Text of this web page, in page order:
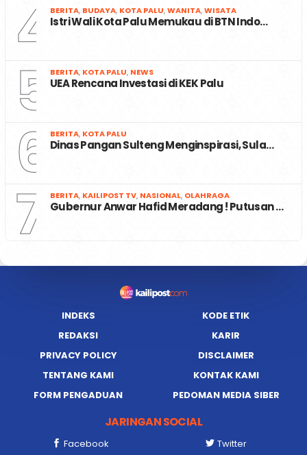
4 BERITA, BUDAYA, KOTA PALU,WANITA,WISATA
Istri Wali Kota Palu Memukau di BTN Indo…
5 BERITA, KOTA PALU, NEWS
UEA Rencana Investasi di KEK Palu
6 BERITA, KOTA PALU
Dinas Pangan Sulteng Menginspirasi, Sula…
7 BERITA, KAILIPOST TV, NASIONAL, OLAHRAGA
Gubernur Anwar Hafid Meradang ! Putusan …
INDEKS
KODE ETIK
REDAKSI
KARIR
PRIVACY POLICY
DISCLAIMER
TENTANG KAMI
KONTAK KAMI
FORM PENGADUAN
PEDOMAN MEDIA SIBER
JARINGAN SOCIAL
Facebook Twitter